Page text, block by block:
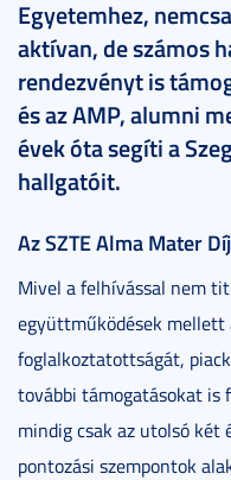
Egyetemhez,
aktívan, de számos
rendezvényt is
és az AMP, alumni
évek óta segíti a
hallgatóit.
Az SZTE Alma Mater
Mivel a felhívással nem
együttműködések
foglalkoztatottságát,
további támogatásokat is
mindig csak az utolsó két
pontozási szempontok